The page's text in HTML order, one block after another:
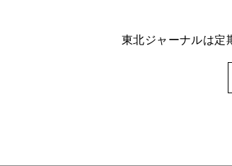
東北ジャーナルは定